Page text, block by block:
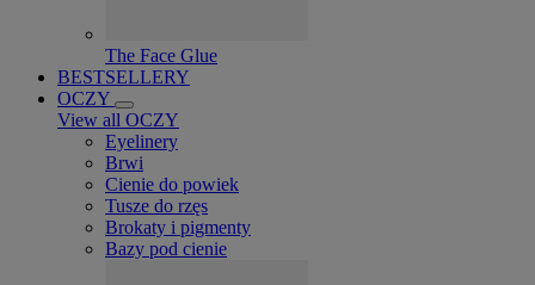
The Face Glue
BESTSELLERY
OCZY
View all OCZY
Eyelinery
Brwi
Cienie do powiek
Tusze do rzęs
Brokaty i pigmenty
Bazy pod cienie